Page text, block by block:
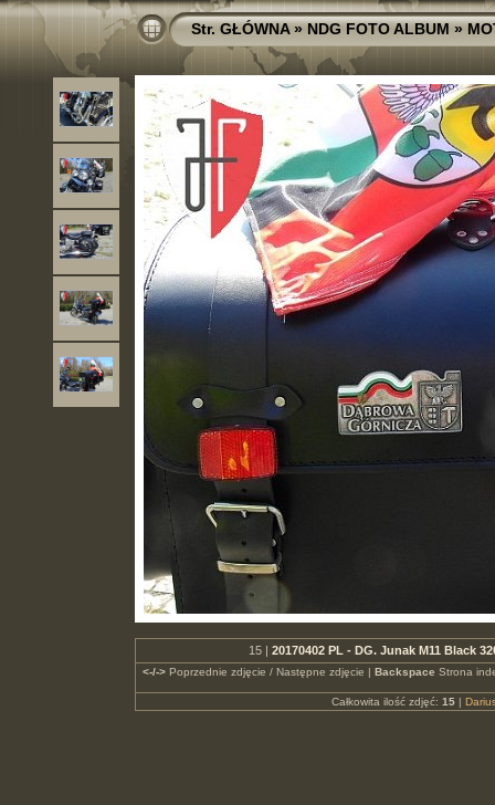
Str. GŁÓWNA»NDG FOTO ALBUM»
15 | 20170402 PL - DG. Junak M11 Black
<-/->Poprzednie zdjęcie / Następne zdjęcie | Backspace Strona
Całkowita ilość zdjęć: 15|